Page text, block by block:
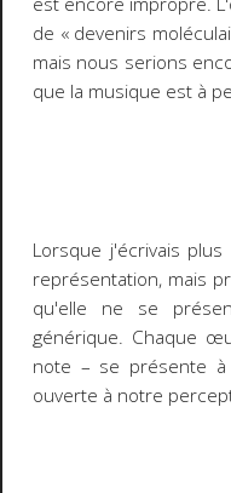
de « devenirs
mais nous serions
que la musique est à
Lorsque j'écrivais
représentation, mais
qu'elle ne se
générique. Chaque
note – se présente
ouverte à notre